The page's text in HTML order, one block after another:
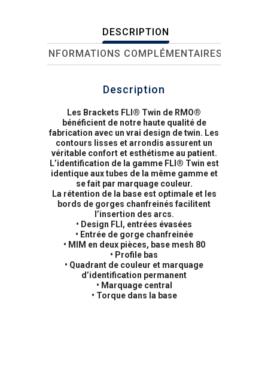
DESCRIPTION
INFORMATIONS COMPLÉMENTAIRES
Description
Les Brackets FLI® Twin de RMO®
bénéficient de notre haute qualité de
fabrication avec un vrai design de twin. Les
contours lisses et arrondis assurent un
véritable confort et esthétisme au patient.
L’identification de la gamme FLI® Twin est
identique aux tubes de la même gamme et
se fait par marquage couleur.
La rétention de la base est optimale et les
bords de gorges chanfreinés facilitent
l’insertion des arcs.
• Design FLI, entrées évasées
• Entrée de gorge chanfreinée
• MIM en deux pièces, base mesh 80
• Profile bas
• Quadrant de couleur et marquage
d’identification permanent
• Marquage central
• Torque dans la base